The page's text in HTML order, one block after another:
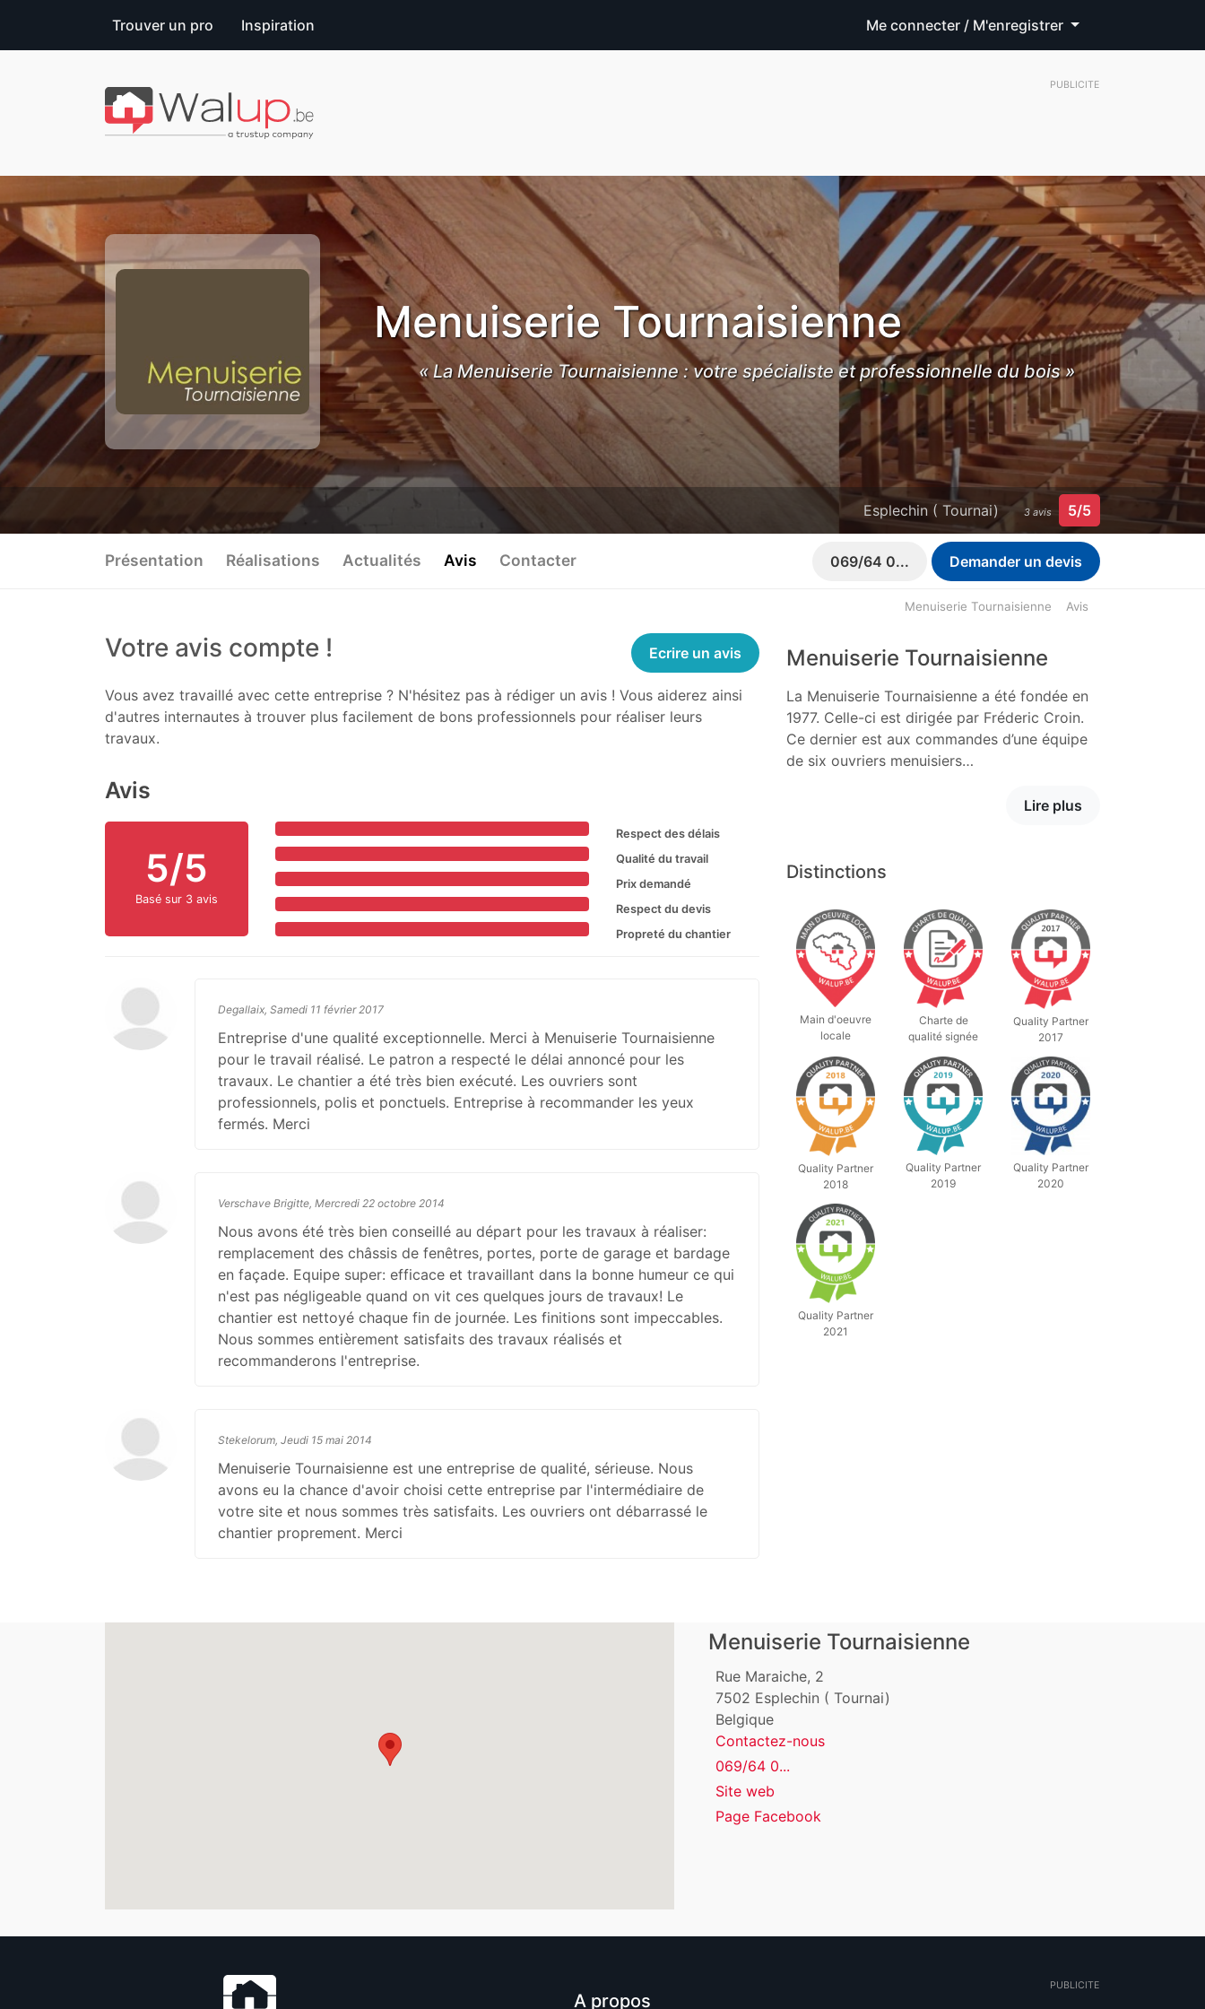
Trouver un pro Inspiration Me connecter / M'enregistrer
PUBLICITE
Menuiserie Tournaisienne
« La Menuiserie Tournaisienne : votre spécialiste et professionnelle du bois »
Esplechin ( Tournai) 3 avis 5/5
Présentation Réalisations Actualités Avis Contacter 069/64 0... Demander un devis
Menuiserie Tournaisienne Avis
Ecrire un avis
Votre avis compte !
Vous avez travaillé avec cette entreprise ? N'hésitez pas à rédiger un avis ! Vous aiderez ainsi
d'autres internautes à trouver plus facilement de bons professionnels pour réaliser leurs
travaux.
Avis
5/5
Basé sur 3 avis
Respect des délais
Qualité du travail
Prix demandé
Respect du devis
Propreté du chantier
Degallaix, Samedi 11 février 2017
Entreprise d'une qualité exceptionnelle. Merci à Menuiserie Tournaisienne
pour le travail réalisé. Le patron a respecté le délai annoncé pour les
travaux. Le chantier a été très bien exécuté. Les ouvriers sont
professionnels, polis et ponctuels. Entreprise à recommander les yeux
fermés. Merci
Verschave Brigitte, Mercredi 22 octobre 2014
Nous avons été très bien conseillé au départ pour les travaux à réaliser:
remplacement des châssis de fenêtres, portes, porte de garage et bardage
en façade. Equipe super: efficace et travaillant dans la bonne humeur ce qui
n'est pas négligeable quand on vit ces quelques jours de travaux! Le
chantier est nettoyé chaque fin de journée. Les finitions sont impeccables.
Nous sommes entièrement satisfaits des travaux réalisés et
recommanderons l'entreprise.
Stekelorum, Jeudi 15 mai 2014
Menuiserie Tournaisienne est une entreprise de qualité, sérieuse. Nous
avons eu la chance d'avoir choisi cette entreprise par l'intermédiaire de
votre site et nous sommes très satisfaits. Les ouvriers ont débarrassé le
chantier proprement. Merci
Menuiserie Tournaisienne
La Menuiserie Tournaisienne a été fondée en
1977. Celle-ci est dirigée par Fréderic Croin.
Ce dernier est aux commandes d’une équipe
de six ouvriers menuisiers…
Lire plus
Distinctions
Main d'oeuvre
locale
Charte de
qualité signée
Quality Partner
2017
Quality Partner
2018
Quality Partner
2019
Quality Partner
2020
Quality Partner
2021
Menuiserie Tournaisienne
Rue Maraiche, 2
7502 Esplechin ( Tournai)
Belgique
Contactez-nous
069/64 0...
Site web
Page Facebook
A propos
PUBLICITE